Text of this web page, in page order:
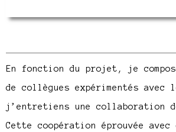
En fonction du projet, je
de collègues expérimentés avec
j’entretiens une collaboration
Cette coopération éprouvée avec